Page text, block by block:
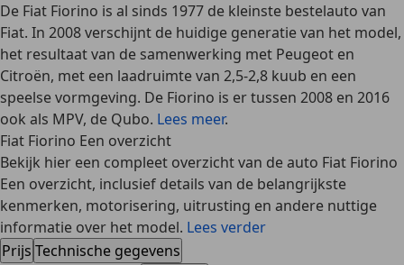
De Fiat Fiorino is al sinds 1977 de kleinste bestelauto van
Fiat. In 2008 verschijnt de huidige generatie van het model,
het resultaat van de samenwerking met Peugeot en
Citroën, met een laadruimte van 2,5-2,8 kuub en een
speelse vormgeving. De Fiorino is er tussen 2008 en 2016
ook als MPV, de Qubo. Lees meer.
Fiat Fiorino Een overzicht
Bekijk hier een compleet overzicht van de auto Fiat Fiorino
Een overzicht, inclusief details van de belangrijkste
kenmerken, motorisering, uitrusting en andere nuttige
informatie over het model. Lees verder
Prijs Technische gegevens